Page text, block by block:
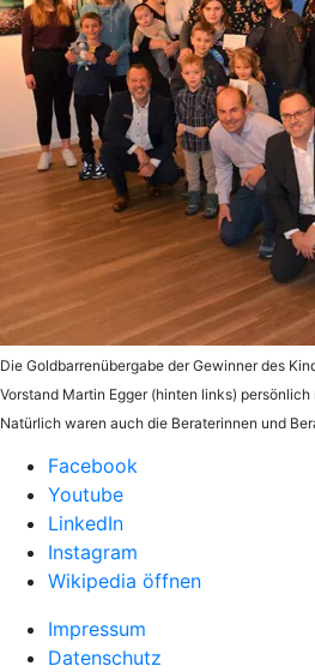
Die Goldbarrenübergabe der Gewinner des
Vorstand Martin Egger (hinten links)
Natürlich waren auch die Beraterinnen und
Facebook
Youtube
LinkedIn
Instagram
Wikipedia öffnen
Impressum
Datenschutz